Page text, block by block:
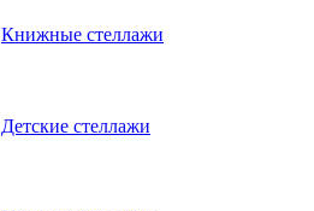
Книжные стеллажи
Детские стеллажи